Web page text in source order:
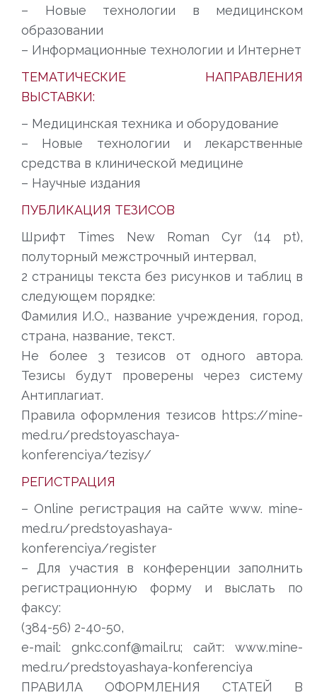
– Новые технологии в медицинском
образовании
– Информационные технологии и Интернет
ТЕМАТИЧЕСКИЕ НАПРАВЛЕНИЯ
ВЫСТАВКИ:
– Медицинская техника и оборудование
– Новые технологии и лекарственные
средства в клинической медицине
– Научные издания
ПУБЛИКАЦИЯ ТЕЗИСОВ
Шрифт Times New Roman Cyr (14 pt),
полуторный межстрочный интервал,
2 страницы текста без рисунков и таблиц в
следующем порядке:
Фамилия И.О., название учреждения, город,
страна, название, текст.
Не более 3 тезисов от одного автора.
Тезисы будут проверены через систему
Антиплагиат.
Правила оформления тезисов https://mine-
med.ru/predstoyaschaya-
konferenciya/tezisy/
РЕГИСТРАЦИЯ
– Online регистрация на сайте www. mine-
med.ru/predstoyashaya-
konferenciya/register
– Для участия в конференции заполнить
регистрационную форму и выслать по
факсу:
(384-56) 2-40-50,
e-mail: gnkc.conf@mail.ru; сайт: www.mine-
med.ru/predstoyashaya-konferenciya
ПРАВИЛА ОФОРМЛЕНИЯ СТАТЕЙ В